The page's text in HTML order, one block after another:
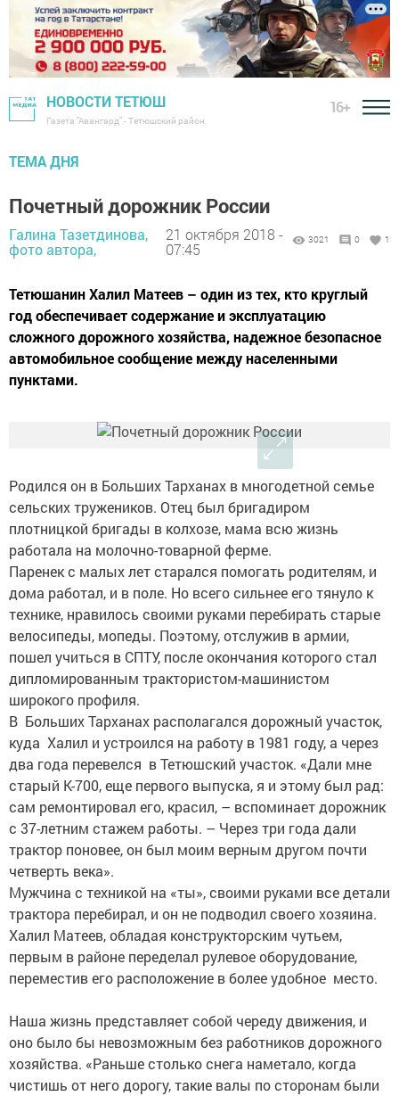
НОВОСТИ ТЕТЮШ
Газета "Авангард" - Тетюшский район
16+
ТЕМА ДНЯ
Почетный дорожник России
Галина Тазетдинова,
фото автора,
21 октября 2018 -
07:45
3021 0 1
Тетюшанин Халил Матеев – один из тех, кто круглый
год обеспечивает содержание и эксплуатацию
сложного дорожного хозяйства, надежное безопасное
автомобильное сообщение между населенными
пунктами.
Родился он в Больших Тарханах в многодетной семье
сельских тружеников. Отец был бригадиром
плотницкой бригады в колхозе, мама всю жизнь
работала на молочно-товарной ферме.
Паренек с малых лет старался помогать родителям, и
дома работал, и в поле. Но всего сильнее его тянуло к
технике, нравилось своими руками перебирать старые
велосипеды, мопеды. Поэтому, отслужив в армии,
пошел учиться в СПТУ, после окончания которого стал
дипломированным трактористом-машинистом
широкого профиля.
В Больших Тарханах располагался дорожный участок,
куда Халил и устроился на работу в 1981 году, а через
два года перевелся в Тетюшский участок. «Дали мне
старый К-700, еще первого выпуска, я и этому был рад:
сам ремонтировал его, красил, – вспоминает дорожник
с 37-летним стажем работы. – Через три года дали
трактор поновее, он был моим верным другом почти
четверть века».
Мужчина с техникой на «ты», своими руками все детали
трактора перебирал, и он не подводил своего хозяина.
Халил Матеев, обладая конструкторским чутьем,
первым в районе переделал рулевое оборудование,
переместив его расположение в более удобное место.
Наша жизнь представляет собой череду движения, и
оно было бы невозможным без работников дорожного
хозяйства. «Раньше столько снега наметало, когда
чистишь от него дорогу, такие валы по сторонам были